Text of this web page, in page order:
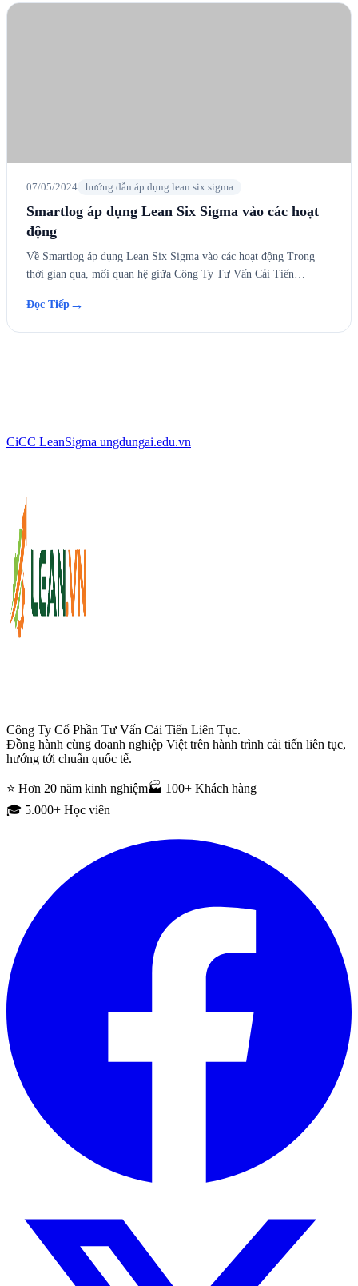
07/05/2024 hướng dẫn áp dụng lean six sigma
Smartlog áp dụng Lean Six Sigma vào các hoạt
động
Về Smartlog áp dụng Lean Six Sigma vào các hoạt động Trong
thời gian qua, mối quan hệ giữa Công Ty Tư Vấn Cải Tiến…
Đọc Tiếp →
CiCC LeanSigma ungdungai.edu.vn
Công Ty Cổ Phần Tư Vấn Cải Tiến Liên Tục.
Đồng hành cùng doanh nghiệp Việt trên hành trình cải tiến liên tục,
hướng tới chuẩn quốc tế.
⭐ Hơn 20 năm kinh nghiệm🏭 100+ Khách hàng
🎓 5.000+ Học viên